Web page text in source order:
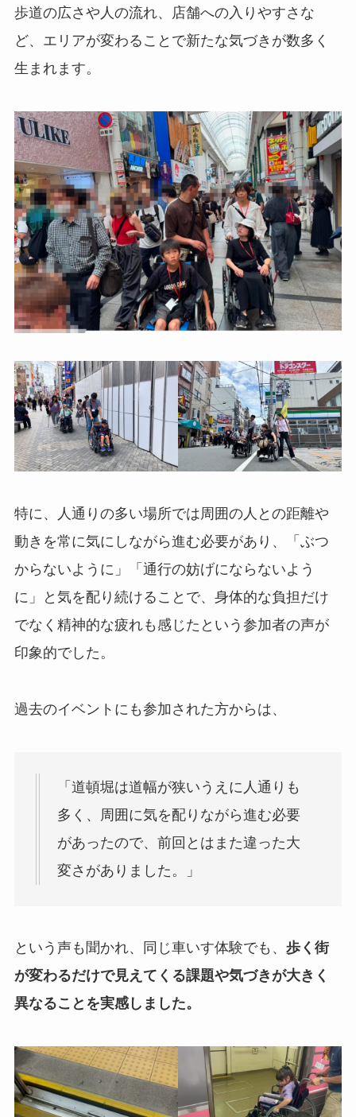
歩道の広さや人の流れ、店舗への入りやすさな
ど、エリアが変わることで新たな気づきが数多く
生まれます。
特に、人通りの多い場所では周囲の人との距離や
動きを常に気にしながら進む必要があり、「ぶつ
からないように」「通行の妨げにならないよう
に」と気を配り続けることで、身体的な負担だけ
でなく精神的な疲れも感じたという参加者の声が
印象的でした。
過去のイベントにも参加された方からは、
「道頓堀は道幅が狭いうえに人通りも
多く、周囲に気を配りながら進む必要
があったので、前回とはまた違った大
変さがありました。」
という声も聞かれ、同じ車いす体験でも、 歩く街
が変わるだけで見えてくる課題や気づきが大きく
異なることを実感しました。